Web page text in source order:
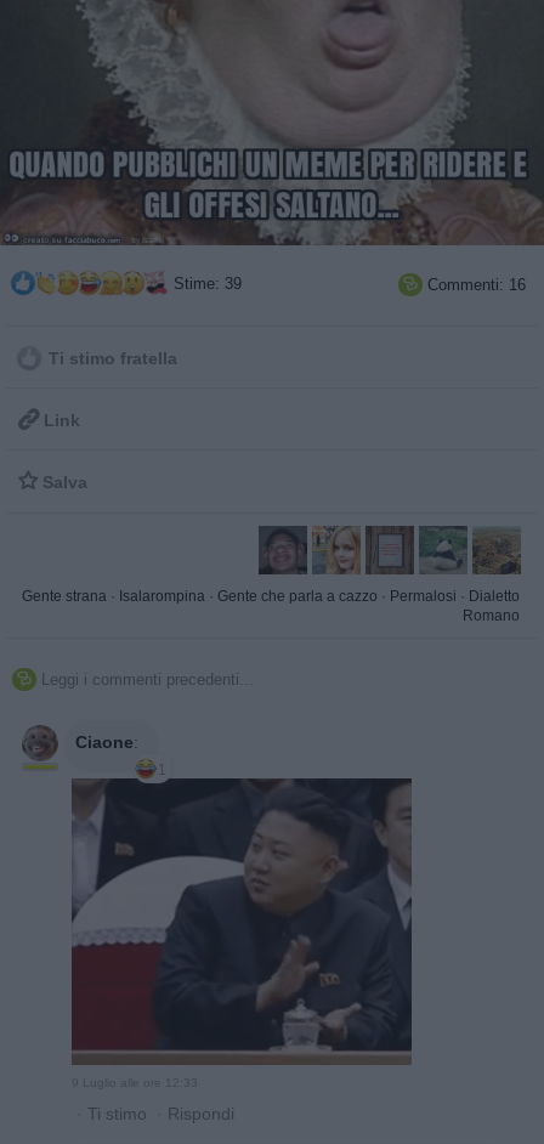
Stime: 39  Commenti: 16
Ti stimo fratella
 Link
 Salva
Gente strana · Isalarompina · Gente che parla a cazzo · Permalosi · Dialetto
Romano
 Leggi i commenti precedenti...
Ciaone:
1
9 Luglio alle ore 12:33
· Ti stimo · Rispondi